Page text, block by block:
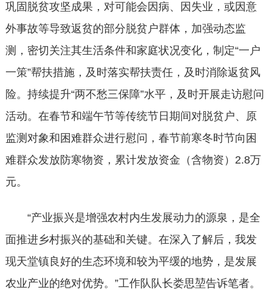
巩固脱贫攻坚成果，对可能会因病、因失业，或因意
外事故等导致返贫的部分脱贫户群体，加强动态监
测，密切关注其生活条件和家庭状况变化，制定“一户
一策”帮扶措施，及时落实帮扶责任，及时消除返贫风
险。持续提升“两不愁三保障”水平，及时开展走访慰问
活动。在春节和端午节等传统节日期间对脱贫户、原
监测对象和困难群众进行慰问，春节前寒冬时节向困
难群众发放防寒物资，累计发放资金（含物资）2.8万
元。
“产业振兴是增强农村内生发展动力的源泉，是全
面推进乡村振兴的基础和关键。在深入了解后，我发
现天堂镇良好的生态环境和较为平缓的地势，是发展
农业产业的绝对优势。”工作队队长娄思堃告诉笔者。